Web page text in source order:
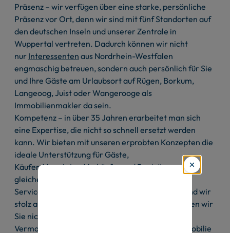
Präsenz – wir verfügen über eine starke, persönliche
Präsenz vor Ort, denn wir sind mit fünf Standorten auf
den deutschen Inseln und unserer Zentrale in
Wuppertal vertreten. Dadurch können wir nicht
nur Interessenten aus Nordrhein-Westfalen
engmaschig betreuen, sondern auch persönlich für Sie
und Ihre Gäste am Urlaubsort auf Rügen, Borkum,
Langeoog, Juist oder Wangerooge als
Immobilienmakler da sein.
Kompetenz – in über 35 Jahren erarbeitet man sich
eine Expertise, die nicht so schnell ersetzt werden
kann. Wir bieten mit unseren erprobten Konzepten die
ideale Unterstützung für Gäste,
Käufer,Vermieter,VerkäuferundBauträger
gleichermaßen.
Service – als familiengeführtes Unternehmen sind wir
stolz auf einen sehr vielseitigen Service. So können wir
Sie nicht nur professionell und effizient bei der
Vermarktung und beim Vertrieb Ihrer Ferienimmobilie